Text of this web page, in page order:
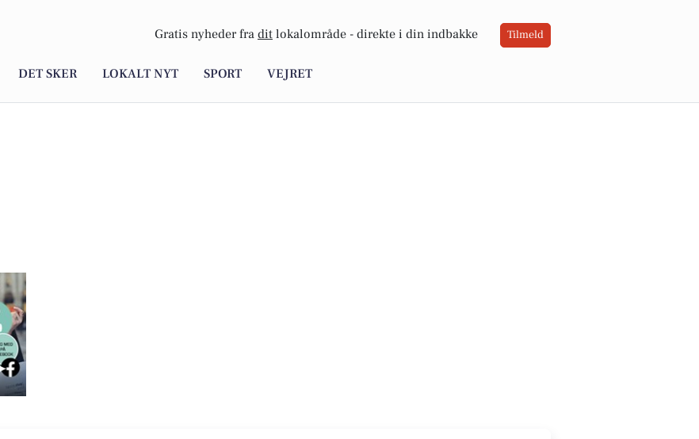
Gratis nyheder fra dit lokalområde - direkte i din indbakke Tilmeld
DET SKER LOKALT NYT SPORT VEJRET